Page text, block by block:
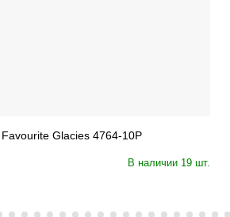
Потолочная люстра Favourite Glacies 4764-10P
В наличии 19 шт.